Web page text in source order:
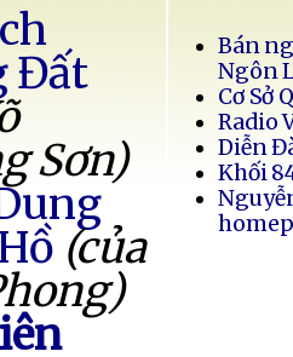
Đất
Sơn)
(của
Bán
Ngôn
Cơ Sở
Radio
Diễn
Khối